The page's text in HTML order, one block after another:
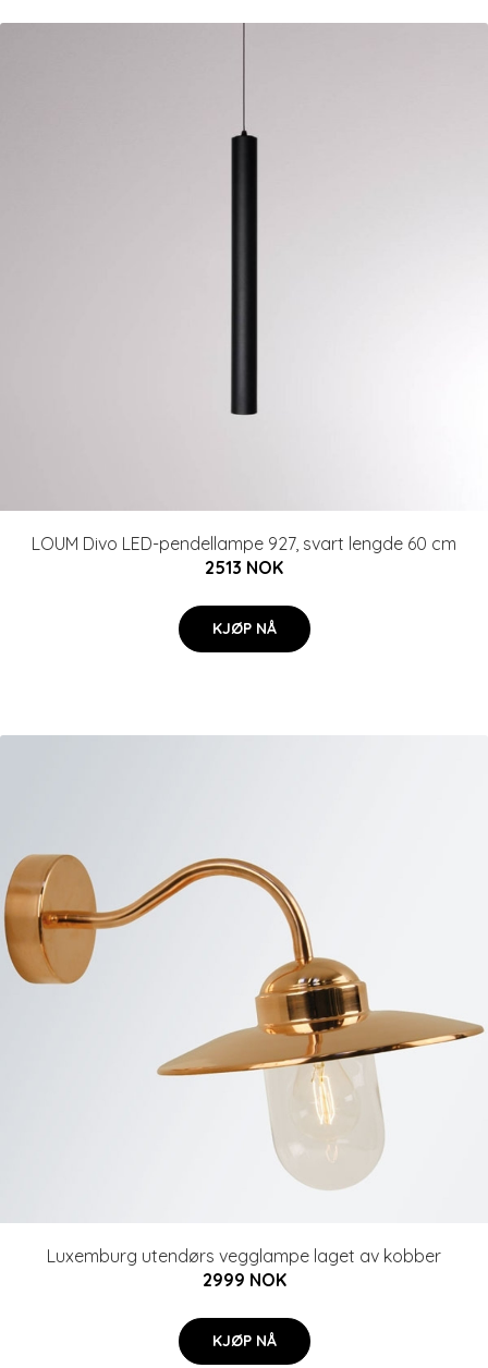
LOUM Divo LED-pendellampe 927, svart lengde 60 cm
2513 NOK
KJØP NÅ
Luxemburg utendørs vegglampe laget av kobber
2999 NOK
KJØP NÅ